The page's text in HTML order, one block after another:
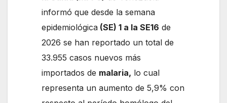
informó que desde la semana
epidemiológica (SE) 1 a la SE16 de
2026 se han reportado un total de
33.955 casos nuevos más
importados de malaria, lo cual
representa un aumento de 5,9% con